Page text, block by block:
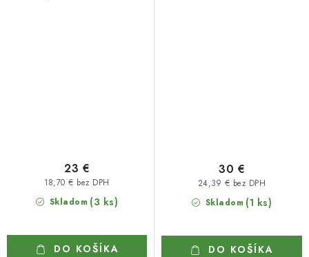
Skladom (3 ks)
18,70 € bez DPH
23 €
DO KOŠÍKA
Skladom (1 ks)
24,39 € bez DPH
30 €
DO KOŠÍKA